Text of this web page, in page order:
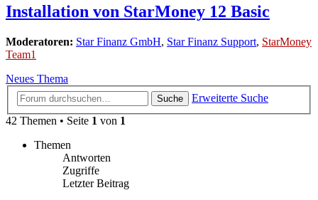
Installation von StarMoney 12 Basic
Moderatoren: Star Finanz GmbH, Star Finanz Support, StarMoney
Team1
Neues Thema
Suche
Erweiterte Suche
42 Themen • Seite 1 von 1
Themen
Antworten
Zugriffe
Letzter Beitrag